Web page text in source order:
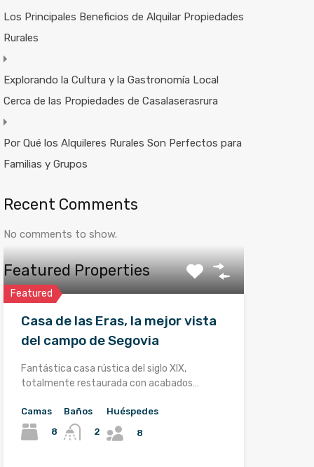
Los Principales Beneficios de Alquilar Propiedades
Rurales
Explorando la Cultura y la Gastronomía Local
Cerca de las Propiedades de Casalaserasrura
Por Qué los Alquileres Rurales Son Perfectos para
Familias y Grupos
Recent Comments
No comments to show.
Featured Properties
Featured
Casa de las Eras, la mejor vista
del campo de Segovia
Fantástica casa rústica del siglo XIX,
totalmente restaurada con acabados…
Camas
8
Baños
2
Huéspedes
8